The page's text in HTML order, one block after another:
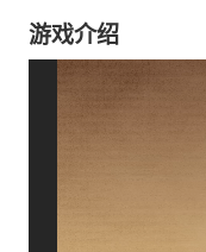
游戏介绍